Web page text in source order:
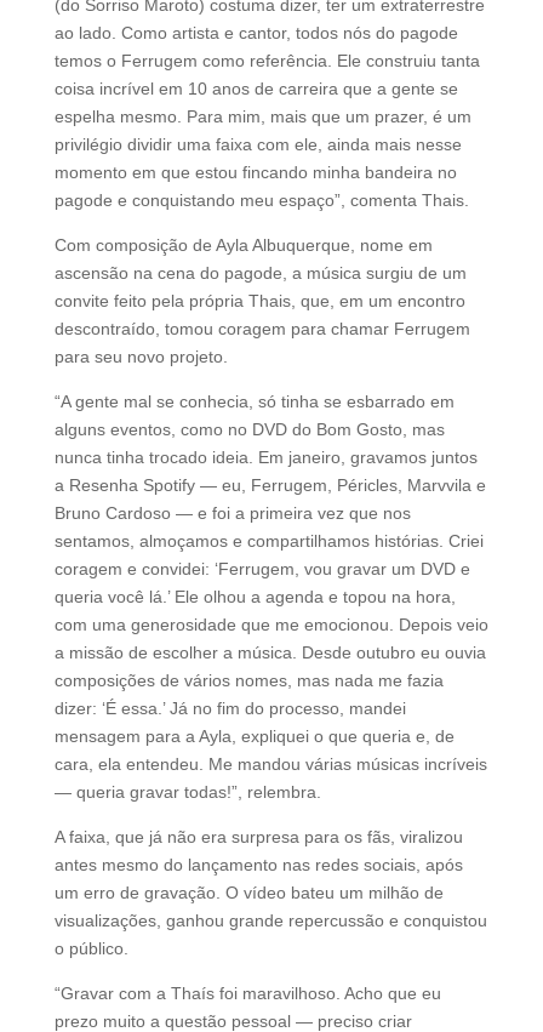
(do Sorriso Maroto) costuma dizer, ter um extraterrestre
ao lado. Como artista e cantor, todos nós do pagode
temos o Ferrugem como referência. Ele construiu tanta
coisa incrível em 10 anos de carreira que a gente se
espelha mesmo. Para mim, mais que um prazer, é um
privilégio dividir uma faixa com ele, ainda mais nesse
momento em que estou fincando minha bandeira no
pagode e conquistando meu espaço”, comenta Thais.
Com composição de Ayla Albuquerque, nome em
ascensão na cena do pagode, a música surgiu de um
convite feito pela própria Thais, que, em um encontro
descontraído, tomou coragem para chamar Ferrugem
para seu novo projeto.
“A gente mal se conhecia, só tinha se esbarrado em
alguns eventos, como no DVD do Bom Gosto, mas
nunca tinha trocado ideia. Em janeiro, gravamos juntos
a Resenha Spotify — eu, Ferrugem, Péricles, Marvvila e
Bruno Cardoso — e foi a primeira vez que nos
sentamos, almoçamos e compartilhamos histórias. Criei
coragem e convidei: ‘Ferrugem, vou gravar um DVD e
queria você lá.’ Ele olhou a agenda e topou na hora,
com uma generosidade que me emocionou. Depois veio
a missão de escolher a música. Desde outubro eu ouvia
composições de vários nomes, mas nada me fazia
dizer: ‘É essa.’ Já no fim do processo, mandei
mensagem para a Ayla, expliquei o que queria e, de
cara, ela entendeu. Me mandou várias músicas incríveis
— queria gravar todas!”, relembra.
A faixa, que já não era surpresa para os fãs, viralizou
antes mesmo do lançamento nas redes sociais, após
um erro de gravação. O vídeo bateu um milhão de
visualizações, ganhou grande repercussão e conquistou
o público.
“Gravar com a Thaís foi maravilhoso. Acho que eu
prezo muito a questão pessoal — preciso criar